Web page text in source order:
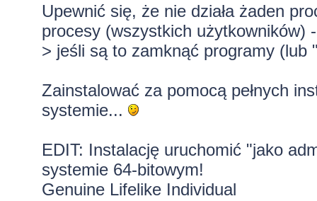
Upewnić się, że nie działa żaden
procesy (wszystkich użytkowników)
> jeśli są to zamknąć programy (lub
Zainstalować za pomocą pełnych
systemie...
EDIT: Instalację uruchomić "jako
systemie 64-bitowym!
Genuine Lifelike Individual